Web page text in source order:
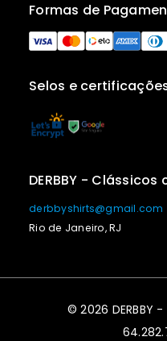
Selos e
Formas de
DERBBY -
derbbyshirts@gmail.com
Rio de Janeiro, RJ
© 2026 DERBBY